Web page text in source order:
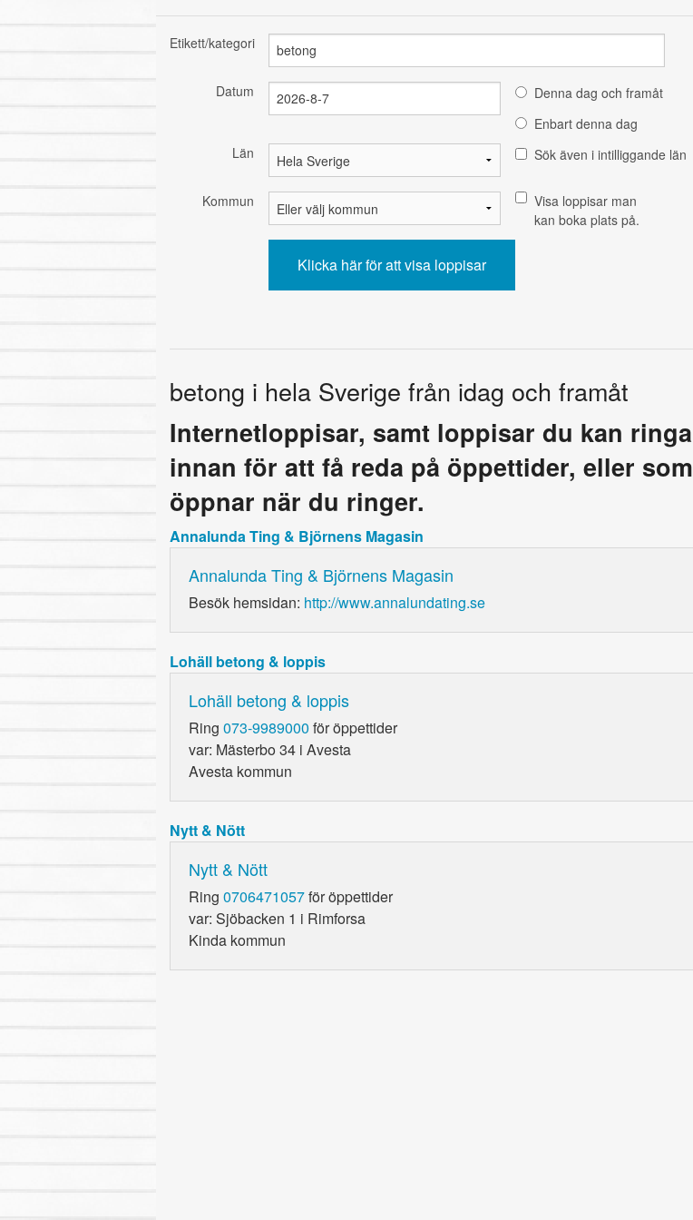
Etikett/kategori
Datum
Denna dag och framåt
Enbart denna dag
Län
Sök även i intilliggande län
Kommun
Visa loppisar man
kan boka plats på.
betong i hela Sverige från idag och framåt
Internetloppisar, samt loppisar du kan ringa
innan för att få reda på öppettider, eller som
öppnar när du ringer.
Annalunda Ting & Björnens Magasin
Annalunda Ting & Björnens Magasin
Besök hemsidan: http://www.annalundating.se
Lohäll betong & loppis
Lohäll betong & loppis
Ring 073-9989000 för öppettider
var: Mästerbo 34 i Avesta
Avesta kommun
Nytt & Nött
Nytt & Nött
Ring 0706471057för öppettider
var: Sjöbacken 1 i Rimforsa
Kinda kommun